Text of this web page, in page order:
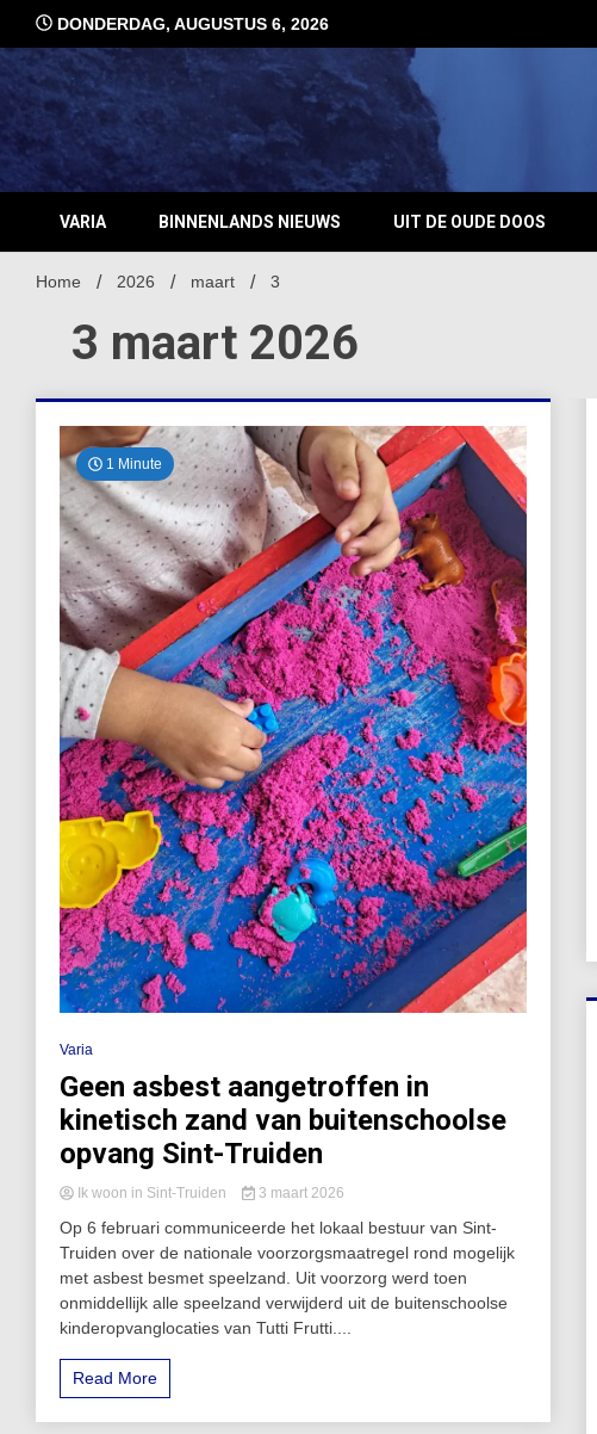
inhoud
DONDERDAG, AUGUSTUS 6, 2026
VARIA BINNENLANDS NIEUWS UIT DE OUDE DOOS
Home 2026 maart 3
3 maart 2026
1 Minute
Varia
Geen asbest aangetroffen in
kinetisch zand van buitenschoolse
opvang Sint-Truiden
Ik woon in Sint-Truiden 3 maart 2026
Op 6 februari communiceerde het lokaal bestuur van Sint-
Truiden over de nationale voorzorgsmaatregel rond mogelijk
met asbest besmet speelzand. Uit voorzorg werd toen
onmiddellijk alle speelzand verwijderd uit de buitenschoolse
kinderopvanglocaties van Tutti Frutti....
Read More